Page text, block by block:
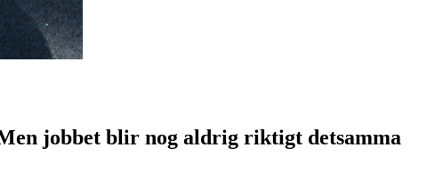
jobbet blir nog aldrig riktigt detsamma